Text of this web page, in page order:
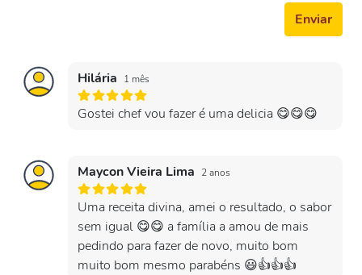
Enviar
Hilária 1 mês
Gostei chef vou fazer é uma delicia 😋😋😋
Maycon Vieira Lima 2 anos
Uma receita divina, amei o resultado, o sabor
sem igual 😋😋 a família a amou de mais
pedindo para fazer de novo, muito bom
muito bom mesmo parabéns 😃👍👍👍